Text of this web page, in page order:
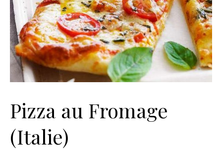
Pizza au Fromage
(Italie)